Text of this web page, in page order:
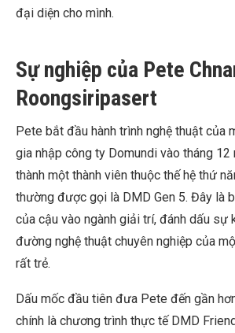
đại diện cho mình.
Sự nghiệp của Pete
Roongsiripasert
Pete bắt đầu hành trình nghệ thuật của
gia nhập công ty Domundi vào tháng 12
thành một thành viên thuộc thế hệ thứ
thường được gọi là DMD Gen 5. Đây là
của cậu vào ngành giải trí, đánh dấu sự
đường nghệ thuật chuyên nghiệp của
rất trẻ.
Dấu mốc đầu tiên đưa Pete đến gần
chính là chương trình thực tế DMD